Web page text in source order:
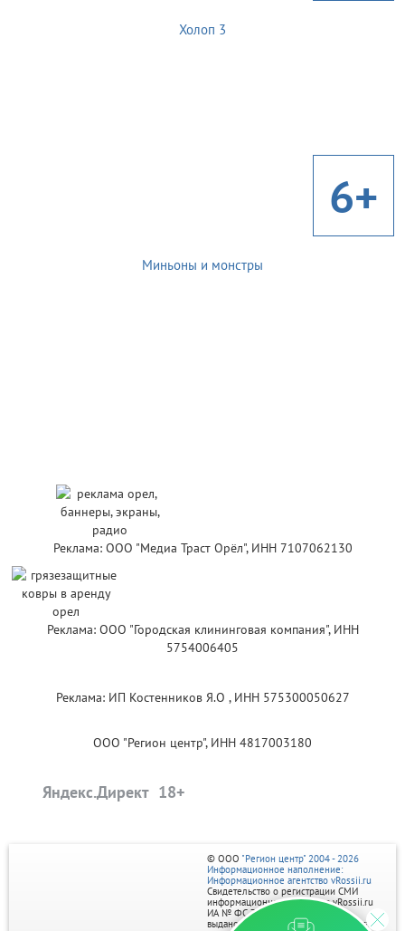
Холоп 3
6+
Миньоны и монстры
Реклама: ООО "Медиа Траст Орёл", ИНН 7107062130
Реклама: ООО "Городская клининговая компания", ИНН
5754006405
Реклама: ИП Костенников Я.О , ИНН 575300050627
ООО "Регион центр", ИНН 4817003180
Яндекс.Директ
© ООО "Регион центр" 2004 - 2026
Информационное наполнение:
Информационное агентство vRossii.ru
Свидетельство о регистрации СМИ
информационного агентства vRossii.ru
ИА № ФС 77‑35502
выдано РОСКОМНАДЗОРом 04 марта